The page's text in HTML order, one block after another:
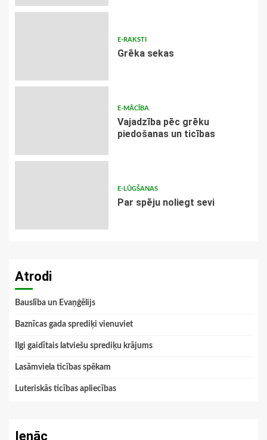
E-RAKSTI
Grēka sekas
E-MĀCĪBA
Vajadzība pēc grēku
piedošanas un ticības
E-LŪGŠANAS
Par spēju noliegt sevi
Atrodi
Bauslība un Evaņģēlijs
Baznīcas gada sprediķi vienuviet
Ilgi gaidītais latviešu sprediķu krājums
Lasāmviela ticības spēkam
Luteriskās ticības apliecības
Ienāc